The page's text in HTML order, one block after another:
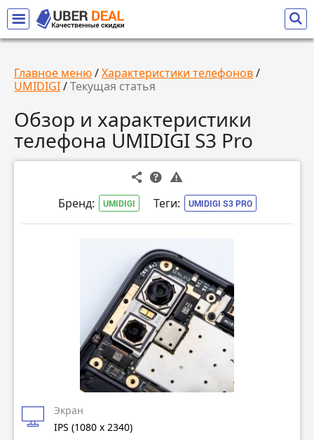
Главное меню/Характеристики телефонов/
UMIDIGI/Текущая статья
Обзор и характеристики
телефона UMIDIGI S3 Pro
Бренд: UMIDIGI Теги: UMIDIGI S3 PRO
Экран
IPS (1080 x 2340)